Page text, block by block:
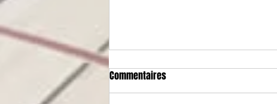
Commentaires